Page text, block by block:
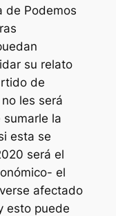
de Podemos
su relato
de
les será
la
esta se
será el
el
afectado
esto puede